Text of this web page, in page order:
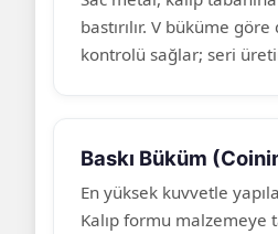
bastırılır. V büküme göre
kontrolü sağlar; seri
Baskı Büküm
En yüksek kuvvetle
Kalıp formu malzemeye